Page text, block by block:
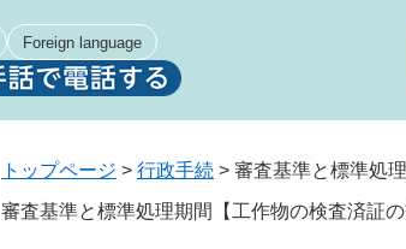
Foreign language
トップページ > 行政手続 > 審査基準と標準処
審査基準と標準処理期間【工作物の検査済証